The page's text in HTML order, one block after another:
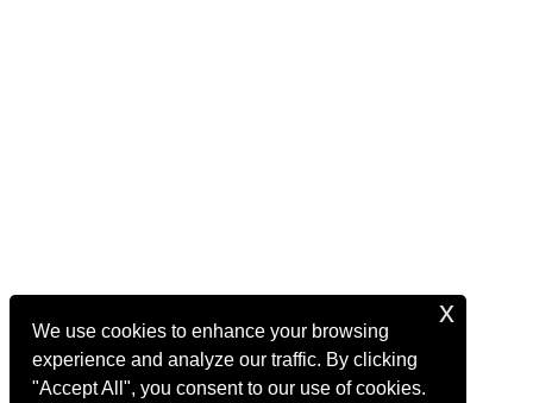
We use cookies to enhance your browsing
experience and analyze our traffic. By clicking
"Accept All", you consent to our use of cookies.
x